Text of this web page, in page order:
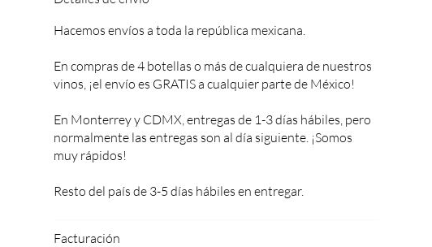
Hacemos envíos a toda la república mexicana.
En compras de 4 botellas o más de cualquiera de nuestros
vinos, ¡el envío es GRATIS a cualquier parte de México!
En Monterrey y CDMX, entregas de 1-3 días hábiles, pero
normalmente las entregas son al día siguiente. ¡Somos
muy rápidos!
Resto del país de 3-5 días hábiles en entregar.
Facturación